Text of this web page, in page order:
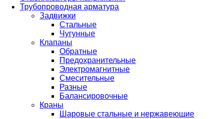
Трубопроводная арматура
Задвижки
Стальные
Чугунные
Клапаны
Обратные
Предохранительные
Электромагнитные
Смесительные
Разные
Балансировочные
Краны
Шаровые стальные и нержавеющие